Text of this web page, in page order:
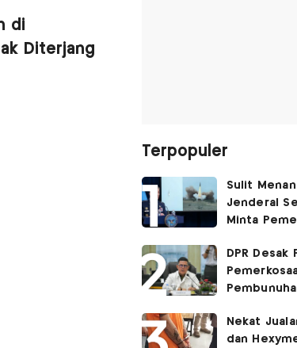
di
Diterjang
Terpopuler
Sulit
Jenderal
Minta
Lawan Iran
DPR Desak
Dihukum
Nekat
dan